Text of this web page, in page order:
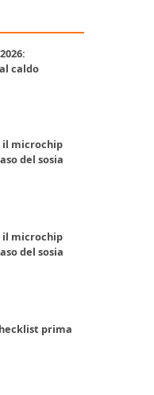
caldo
microchip
del sosia
microchip
del sosia
prima